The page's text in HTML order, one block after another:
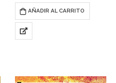
producto de la interacción
política…
AÑADIR AL CARRITO